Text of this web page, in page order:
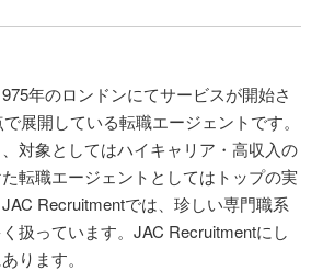
年のロンドンにてサービスが開始さ
展開している転職エージェントです。
対象としてはハイキャリア・高収入の
転職エージェントとしてはトップの実
Recruitmentでは、珍しい専門職系
扱っています。JAC Recruitmentにし
ります。